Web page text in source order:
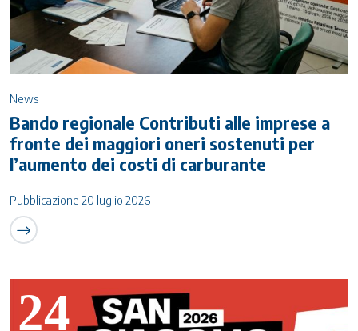
News
Bando regionale Contributi alle imprese a
fronte dei maggiori oneri sostenuti per
l’aumento dei costi di carburante
Pubblicazione 20 luglio 2026
24